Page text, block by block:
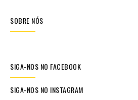
SOBRE NÓS
SIGA-NOS NO FACEBOOK
SIGA-NOS NO INSTAGRAM